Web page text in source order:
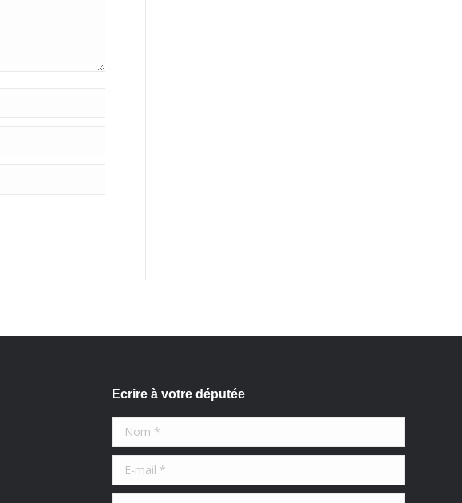
Ecrire à votre députée
Nom *
E-mail *